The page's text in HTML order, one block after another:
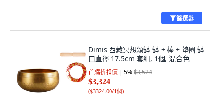
篩選器
Dimis 西藏冥想頌缽 缽 + 棒 + 墊圈 缽
口直徑 17.5cm 套組, 1個, 混合色
首購折扣價 5%$3,524
$3,324
($3324.00/1個)